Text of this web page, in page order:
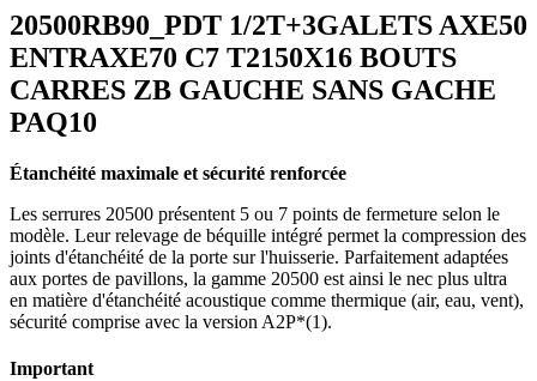
20500RB90_PDT 1/2T+3GALETS AXE50
ENTRAXE70 C7 T2150X16 BOUTS
CARRES ZB GAUCHE SANS GACHE
PAQ10
Étanchéité maximale et sécurité renforcée
Les serrures 20500 présentent 5 ou 7 points de fermeture selon le
modèle. Leur relevage de béquille intégré permet la compression des
joints d'étanchéité de la porte sur l'huisserie. Parfaitement adaptées
aux portes de pavillons, la gamme 20500 est ainsi le nec plus ultra
en matière d'étanchéité acoustique comme thermique (air, eau, vent),
sécurité comprise avec la version A2P*(1).
Important